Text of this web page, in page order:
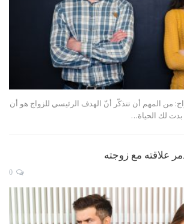
من المهم أن تتذكّر أنّ الهدف الرئيسي للزواج هو أن
لك الحياة…
علاقته مع زوجته